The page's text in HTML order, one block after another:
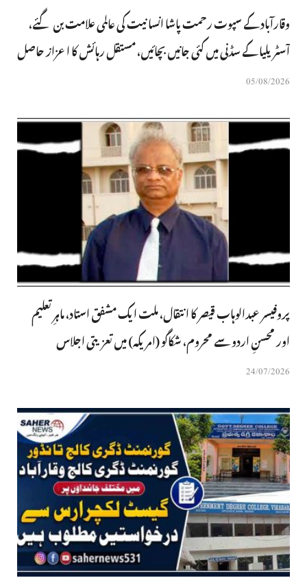
وقارآباد کے سپوت رحمت پاشا انسانیت کی عالمی علامت بن گئے،
آسٹریلیا کے سڈنی میں کئی جانیں بچائیں، مستقل رہائش کا اعزاز حاصل
05/08/2026
پروفیسر عبدالوہاب قیصر کا انتقال، ملت ایک مشفق استاد، ماہرِتعلیم
اور محسنِ اردو سے محروم، شکاگو (امریکہ) میں تعزیتی اجلاس
24/07/2026